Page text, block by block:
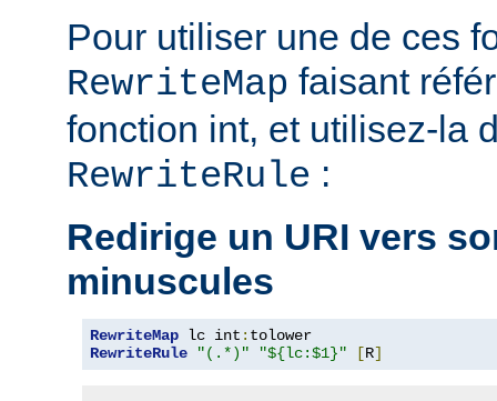
Pour utiliser une de ces
RewriteMap faisant
fonction int, et utilisez-la
RewriteRule :
Redirige un URI vers
minuscules
RewriteMap lc int :
RewriteRule
"(.*)" "${lc:$1}" [R]